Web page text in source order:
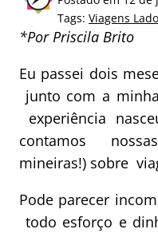
p
r
Tags: Viagens
*Por Priscila Brito
Eu passei dois
junto com a
experiência
contamos
mineiras!) sobre
Pode parecer
todo esforço e